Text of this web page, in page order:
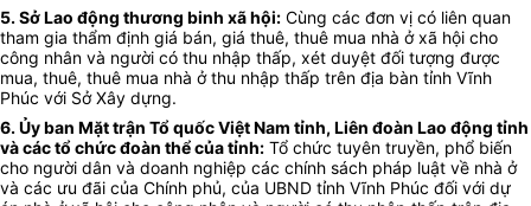
5. Sở Lao động thương binh xã hội: Cùng các đơn vị có liên quan
tham gia thẩm định giá bán, giá thuê, thuê mua nhà ở xã hội cho
công nhân và người có thu nhập thấp, xét duyệt đối tượng được
mua, thuê, thuê mua nhà ở thu nhập thấp trên địa bàn tỉnh Vĩnh
Phúc với Sở Xây dựng.
6. Ủy ban Mặt trận Tổ quốc Việt Nam tỉnh, Liên đoàn Lao động tỉnh
và các tổ chức đoàn thể của tỉnh: Tổ chức tuyên truyền, phổ biến
cho người dân và doanh nghiệp các chính sách pháp luật về nhà ở
và các ưu đãi của Chính phủ, của UBND tỉnh Vĩnh Phúc đối với dự